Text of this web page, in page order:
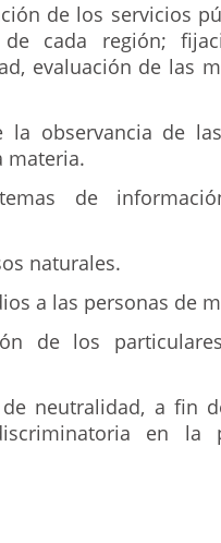
de los servicios
de cada región;
evaluación de las
la observancia de
materia.
de
naturales.
a las personas de
de los
neutralidad, a fin
en la